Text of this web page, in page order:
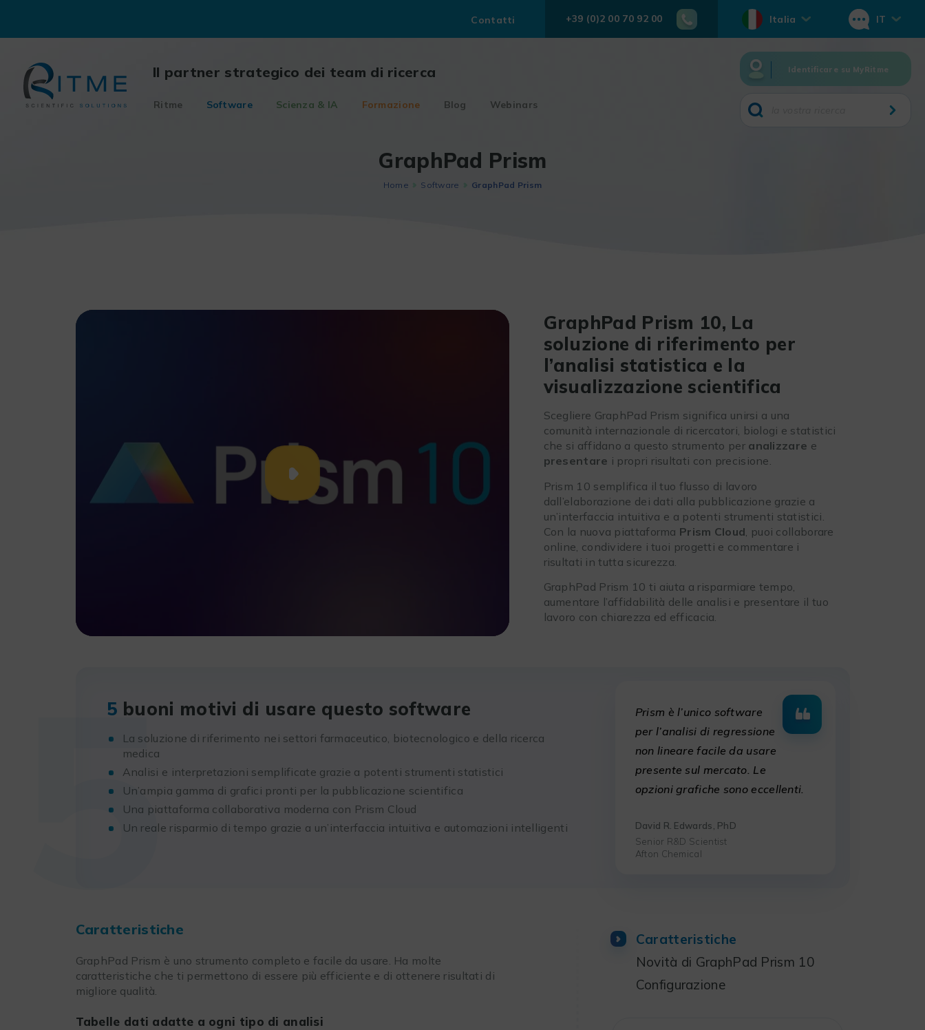
content
Contatti +39 (0)2 00 70 92 00 Italia IT
Il partner strategico dei team di ricerca
Ritme Software Scienza & IA Formazione Blog Webinars
Identificare su MyRitme
GraphPad Prism
Home Software GraphPad Prism
GraphPad Prism 10, La
soluzione di riferimento per
l’analisi statistica e la
visualizzazione scientifica
Scegliere GraphPad Prism significa unirsi a una
comunità internazionale di ricercatori, biologi e statistici
che si affidano a questo strumento per analizzare e
presentare i propri risultati con precisione.
Prism 10 semplifica il tuo flusso di lavoro
dall’elaborazione dei dati alla pubblicazione grazie a
un’interfaccia intuitiva e a potenti strumenti statistici.
Con la nuova piattaforma Prism Cloud , puoi collaborare
online, condividere i tuoi progetti e commentare i
risultati in tutta sicurezza.
GraphPad Prism 10 ti aiuta a risparmiare tempo,
aumentare l’affidabilità delle analisi e presentare il tuo
lavoro con chiarezza ed efficacia.
5 buoni motivi di usare questo software
La soluzione di riferimento nei settori farmaceutico, biotecnologico e della ricerca
medica
Analisi e interpretazioni semplificate grazie a potenti strumenti statistici
Un’ampia gamma di grafici pronti per la pubblicazione scientifica
Una piattaforma collaborativa moderna con Prism Cloud
Un reale risparmio di tempo grazie a un’interfaccia intuitiva e automazioni intelligenti
5
Prism è l’unico software
per l’analisi di regressione
non lineare facile da usare
presente sul mercato. Le
opzioni grafiche sono eccellenti.
David R. Edwards, PhD
Senior R&D Scientist
Afton Chemical
Caratteristiche
GraphPad Prism è uno strumento completo e facile da usare. Ha molte
caratteristiche che ti permettono di essere più efficiente e di ottenere risultati di
migliore qualità.
Tabelle dati adatte a ogni tipo di analisi
Caratteristiche
Novità di GraphPad Prism 10
Configurazione